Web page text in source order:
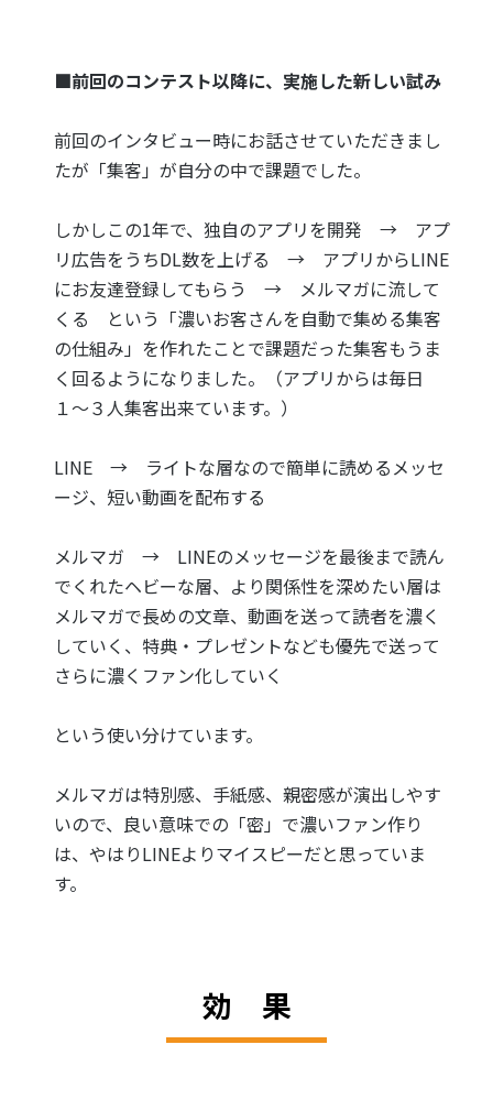
■前回のコンテスト以降に、実施した新しい試み
前回のインタビュー時にお話させていただきまし
たが「集客」が自分の中で課題でした。
しかしこの1年で、独自のアプリを開発 → アプ
リ広告をうちDL数を上げる → アプリからLINE
にお友達登録してもらう → メルマガに流して
くる という「濃いお客さんを自動で集める集客
の仕組み」を作れたことで課題だった集客もうま
く回るようになりました。（アプリからは毎日
１〜３人集客出来ています。）
LINE → ライトな層なので簡単に読めるメッセ
ージ、短い動画を配布する
メルマガ → LINEのメッセージを最後まで読ん
でくれたヘビーな層、より関係性を深めたい層は
メルマガで長めの文章、動画を送って読者を濃く
していく、特典・プレゼントなども優先で送って
さらに濃くファン化していく
という使い分けています。
メルマガは特別感、手紙感、親密感が演出しやす
いので、良い意味での「密」で濃いファン作り
は、やはりLINEよりマイスピーだと思っていま
す。
効 果